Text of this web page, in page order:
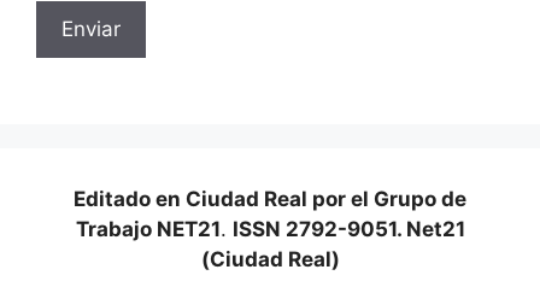
Editado en Ciudad Real por el Grupo de
Trabajo NET21. ISSN 2792-9051. Net21
(Ciudad Real)